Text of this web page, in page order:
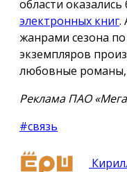
области
электронных книг.
жанрами сезона
экземпляров
любовные романы,
Реклама ПАО
#связь